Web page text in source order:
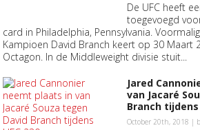
De UFC heeft
toegevoegd
card in Philadelphia, Pennsylvania.
Kampioen David Branch keert op 30 Maart
Octagon. In de Middleweight divisie stuit...
Jared
van Jacaré
Branch tijdens
October 20th, 2018 |